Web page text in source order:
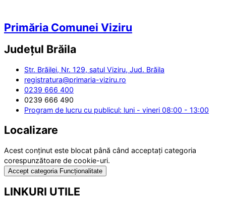
Primăria Comunei Viziru
Județul Brăila
Str. Brăilei, Nr. 129, satul Viziru, Jud. Brăila
registratura@primaria-viziru.ro
0239 666 400
0239 666 490
Program de lucru cu publicul: luni - vineri 08:00 - 13:00
Localizare
Acest conținut este blocat până când acceptați categoria
corespunzătoare de cookie-uri.
Accept categoria Funcționalitate
LINKURI UTILE